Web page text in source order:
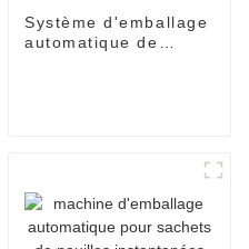
Système d'emballage
automatique de